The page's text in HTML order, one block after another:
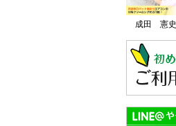
成田 憲史